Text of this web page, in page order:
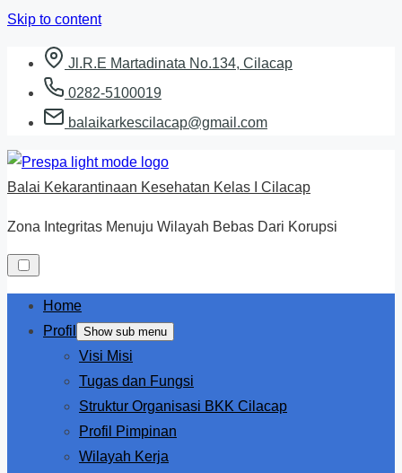
Skip to content
Jl.R.E Martadinata No.134, Cilacap
0282-5100019
balaikarkescilacap@gmail.com
Balai Kekarantinaan Kesehatan Kelas I Cilacap
Zona Integritas Menuju Wilayah Bebas Dari Korupsi
Home
Profil
Show sub menu
Visi Misi
Tugas dan Fungsi
Struktur Organisasi BKK Cilacap
Profil Pimpinan
Wilayah Kerja